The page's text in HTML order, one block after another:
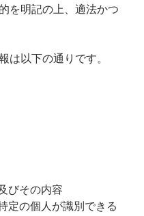
を明記の上、適法かつ
は以下の通りです。
びその内容
定の個人が識別できる